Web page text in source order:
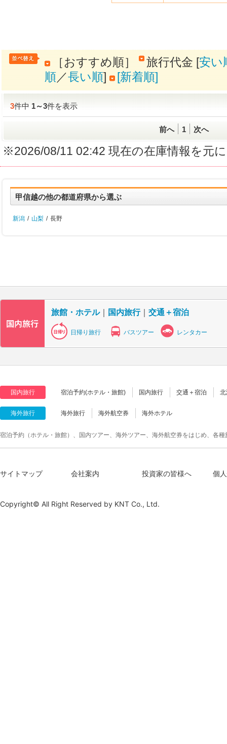
［おすすめ順］ 旅行代金 [安い
順／長い順] [新着順]
3件中1～3件を表示
前へ 1 次へ
※2026/08/11 02:42 現在の在庫情報を元
甲信越の他の都道府県から選ぶ
新潟 / 山梨 / 長野
旅館・ホテル｜ 国内旅行｜ 交通＋宿泊
日帰り旅行 バスツアー レンタカー
国内旅行 宿泊予約(ホテル・旅館) 国内旅行 交通＋宿泊
海外旅行 海外旅行 海外航空券 海外ホテル
宿泊予約（ホテル・旅館）、国内ツアー、海外ツアー、海外航空券をはじめ、各
サイトマップ 会社案内 投資家の皆様へ 個
Copyright© All Right Reserved by KNT Co., Ltd.